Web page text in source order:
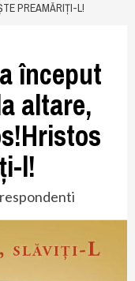
PREAMĂRIȚI-L!
început
altare,
l!